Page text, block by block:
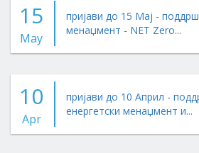
15
May
пријави до 15 Мај -
менаџмент - NET Zero...
10
Apr
пријави до 10 Април -
енергетски менаџмент и...